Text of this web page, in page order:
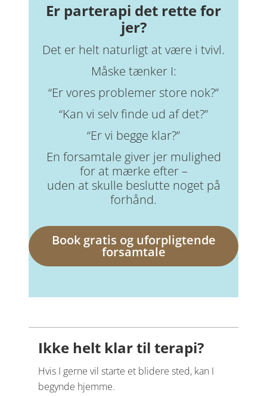
Er parterapi det rette for
jer?
Det er helt naturligt at være i tvivl.
Måske tænker I:
“Er vores problemer store nok?”
“Kan vi selv finde ud af det?”
“Er vi begge klar?”
En forsamtale giver jer mulighed
for at mærke efter –
uden at skulle beslutte noget på
forhånd.
Book gratis og uforpligtende
forsamtale
Ikke helt klar til terapi?
Hvis I gerne vil starte et blidere sted, kan I
begynde hjemme.